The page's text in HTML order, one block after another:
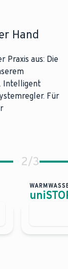
Hand
Praxis aus: Die
Intelligent
Für
2/3